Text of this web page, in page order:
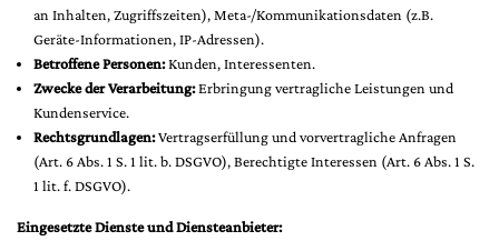
an Inhalten, Zugriffszeiten), Meta-/Kommunikationsdaten (z.B.
Geräte-Informationen, IP-Adressen).
Betroffene Personen:Kunden, Interessenten.
Zwecke der Verarbeitung:Erbringung vertragliche Leistungen und
Kundenservice.
Rechtsgrundlagen:Vertragserfüllung und vorvertragliche Anfragen
(Art. 6 Abs. 1 S. 1 lit. b. DSGVO), Berechtigte Interessen (Art. 6 Abs. 1 S.
1 lit. f. DSGVO).
Eingesetzte Dienste und Diensteanbieter: